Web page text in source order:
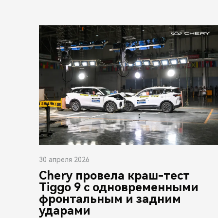
30 апреля 2026
Chery провела краш-тест
Tiggo 9 с одновременными
фронтальным и задним
ударами